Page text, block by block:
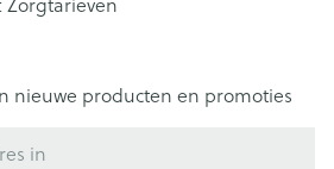
nieuwe producten en promoties